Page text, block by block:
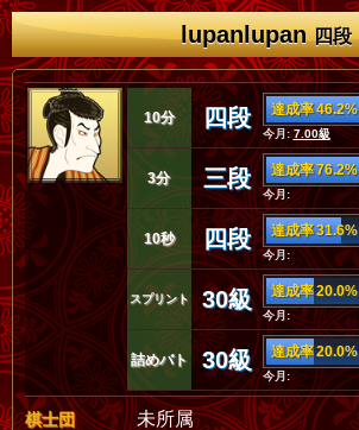
lupanlupan四段
10分 四段 達成率 46.2%
今月:7.00級
3分 三段 達成率 76.2%
今月:
10秒 四段 達成率 31.6%
今月:
スプリント 30級 達成率 20.0%
今月:
詰めバト 30級 達成率 20.0%
今月:
棋士団 未所属